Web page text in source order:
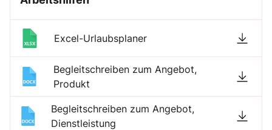
Excel-Urlaubsplaner
Begleitschreiben zum Angebot,
Produkt
Begleitschreiben zum Angebot,
Dienstleistung